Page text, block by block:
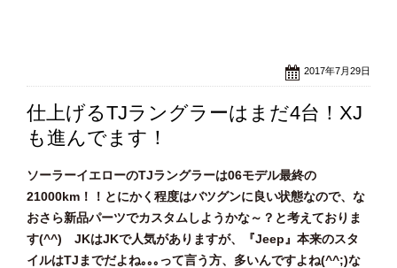
2017年7月29日
仕上げるTJラングラーはまだ4台！XJ
も進んでます！
ソーラーイエローのTJラングラーは06モデル最終の
21000km！！とにかく程度はバツグンに良い状態なので、な
おさら新品パーツでカスタムしようかな～？と考えておりま
す(^^) JKはJKで人気がありますが、『Jeep』本来のスタ
イルはTJまでだよね｡｡｡って言う方、多いんですよね(^^;)な